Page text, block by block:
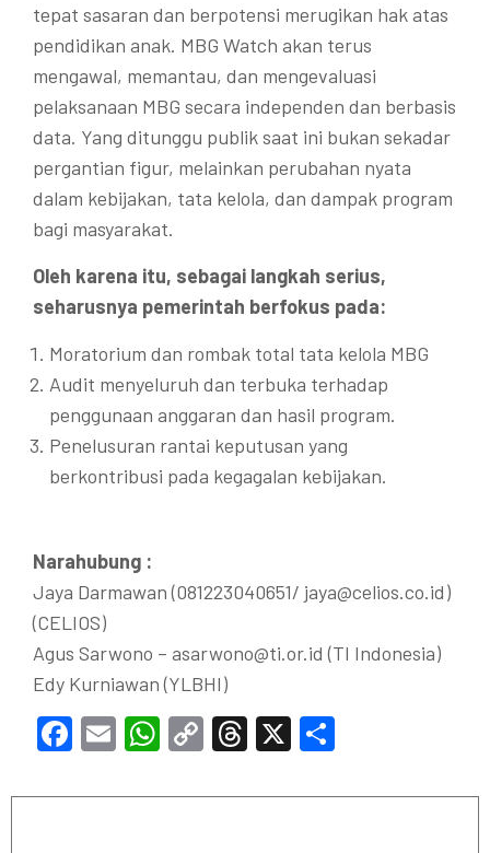
tepat sasaran dan berpotensi merugikan hak atas
pendidikan anak. MBG Watch akan terus
mengawal, memantau, dan mengevaluasi
pelaksanaan MBG secara independen dan berbasis
data. Yang ditunggu publik saat ini bukan sekadar
pergantian figur, melainkan perubahan nyata
dalam kebijakan, tata kelola, dan dampak program
bagi masyarakat.
Oleh karena itu, sebagai langkah serius,
seharusnya pemerintah berfokus pada:
Moratorium dan rombak total tata kelola MBG
Audit menyeluruh dan terbuka terhadap
penggunaan anggaran dan hasil program.
Penelusuran rantai keputusan yang
berkontribusi pada kegagalan kebijakan.
Narahubung :
Jaya Darmawan (081223040651/ jaya@celios.co.id)
(CELIOS)
Agus Sarwono – asarwono@ti.or.id (TI Indonesia)
Edy Kurniawan (YLBHI)
Facebook
EmailWhatsApp
CopyThreads
X